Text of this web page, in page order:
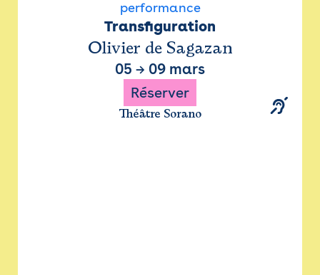
performance
Transfiguration
Olivier de Sagazan
05 → 09 mars
Réserver
Théâtre Sorano